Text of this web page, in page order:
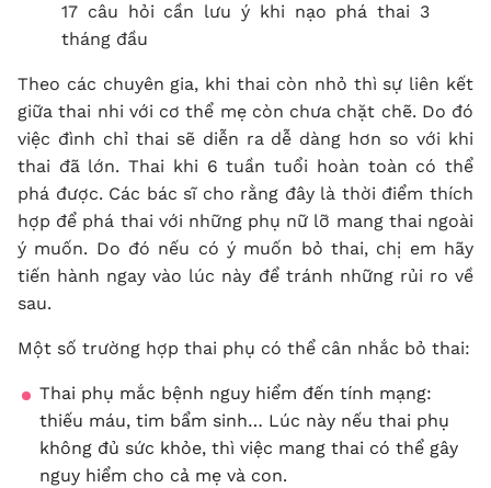
17 câu hỏi cần lưu ý khi nạo phá thai 3
tháng đầu
Theo các chuyên gia, khi thai còn nhỏ thì sự liên kết
giữa thai nhi với cơ thể mẹ còn chưa chặt chẽ. Do đó
việc đình chỉ thai sẽ diễn ra dễ dàng hơn so với khi
thai đã lớn. Thai khi 6 tuần tuổi hoàn toàn có thể
phá được. Các bác sĩ cho rằng đây là thời điểm thích
hợp để phá thai với những phụ nữ lỡ mang thai ngoài
ý muốn. Do đó nếu có ý muốn bỏ thai, chị em hãy
tiến hành ngay vào lúc này để tránh những rủi ro về
sau.
Một số trường hợp thai phụ có thể cân nhắc bỏ thai:
Thai phụ mắc bệnh nguy hiểm đến tính mạng:
thiếu máu, tim bẩm sinh… Lúc này nếu thai phụ
không đủ sức khỏe, thì việc mang thai có thể gây
nguy hiểm cho cả mẹ và con.